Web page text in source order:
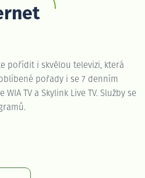
pořídit i skvělou televizi, která
pořady i se 7 denním
TV a Skylink Live TV. Služby se